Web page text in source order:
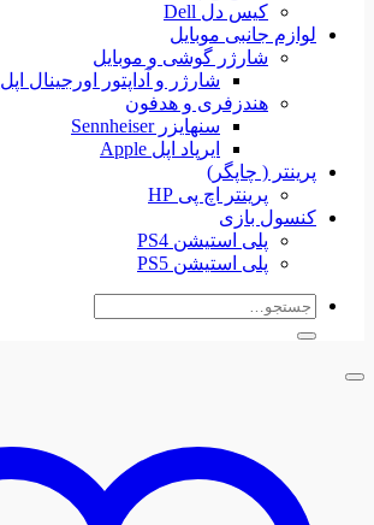
کیس دل Dell
لوازم جانبی موبایل
شارژر گوشی و موبایل
شارژر و آداپتور اورجینال اپل Apple
هندزفری و هدفون
سنهایزر Sennheiser
ایرپاد اپل Apple
پرینتر ( چاپگر)
پرینتر اچ پی HP
کنسول بازی
پلی استیشن PS4
پلی استیشن PS5
جستجو